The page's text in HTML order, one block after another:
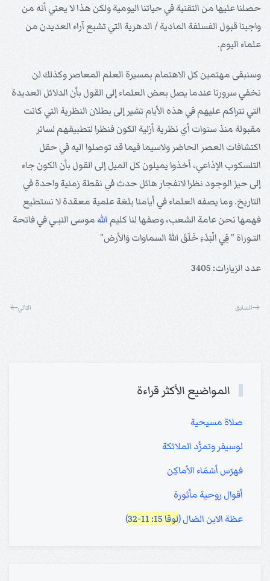
حصلنا عليها من التقنية في حياتنا اليومية ولكن هذا لا يعني أنه من
واجبنا قبول الفسلفة المادية / الدهرية التي تشبع آراء العديدن من
علماء اليوم.
وسنبقى مهتمين كل الاهتمام بمسيرة العلم المعاصر وكذلك لن
نخفي سرورنا عندما يصل بعض العلماء إلى القول بأن الدلائل العديدة
التي تتراكم عليهم في هذه الأيام تشير إلى بطلان النظرية التي كانت
مقبولة منذ سنوات أي نظرية أزلية الكون فنظرا لتطبيقهم لسائر
اكتشافات العصر الحاضر ولاسيما فيما قد توصلوا اليه في حقل
التلسكوب الإذاعي، أخذوا يميلون كل الميل إلى القول بأن الكون جاء
إلى حيز الوجود نظرا لانفجار هائل حدث في نقطة زمنية واحدة في
التاريخ. وما يصفه العلماء في أيامنا بلغة علمية معقدة لا نستطيع
فهمها نحن عامة الشعب، وصفها لنا كليم الله موسى النبـي في فاتحة
التـوراة " فِي الْبَدْءِ خَلَقَ اللهُ السماوات وَالأرض"
عدد الزيارات: 3405
السابق التالي
المواضيع الأكثر قراءة
صلاة مسيحية
لوسيفر وتمرُّد الملائكة
فهرَس أسْمَاء الأماكِن
أقوال روحية مأثورة
عظة الابن الضال (لوقا 15: 11-32 )